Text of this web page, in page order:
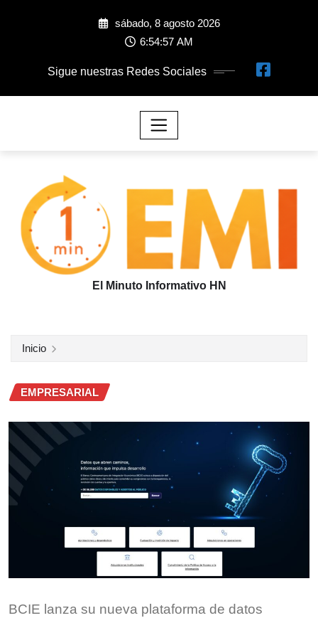
sábado, 8 agosto 2026
6:54:59 AM
Sigue nuestras Redes Sociales
El Minuto Informativo HN
Inicio
EMPRESARIAL
BCIE lanza su nueva plataforma de datos